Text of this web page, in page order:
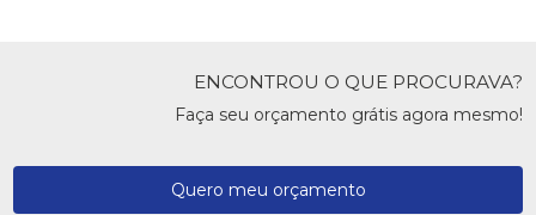
ENCONTROU O QUE PROCURAVA?
Faça seu orçamento grátis agora mesmo!
Quero meu orçamento